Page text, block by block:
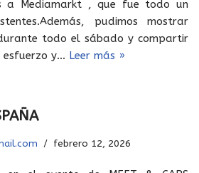
a Mediamarkt , que fue todo un
pudimos mostrar
todo el sábado y compartir
y… Leer más »
febrero 12, 2026